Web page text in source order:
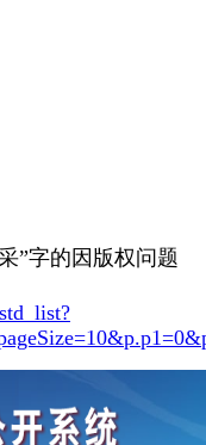
”字的因版权问题